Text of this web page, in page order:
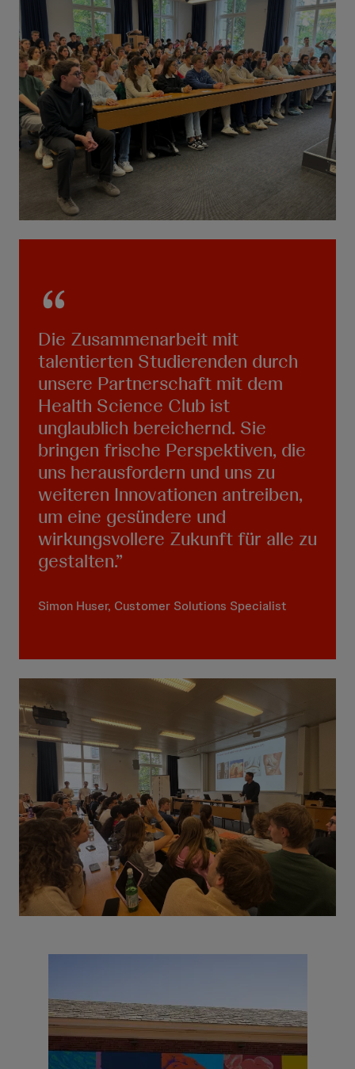
Die Zusammenarbeit mit
talentierten Studierenden durch
unsere Partnerschaft mit dem
Health Science Club ist
unglaublich bereichernd. Sie
bringen frische Perspektiven, die
uns herausfordern und uns zu
weiteren Innovationen antreiben,
um eine gesündere und
wirkungsvollere Zukunft für alle zu
gestalten.
Simon Huser, Customer Solutions Specialist